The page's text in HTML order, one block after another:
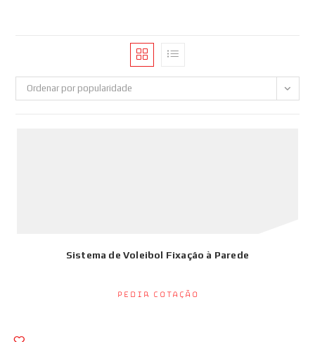
Ordenar por popularidade
Sistema de Voleibol Fixação à Parede
Pedir Cotação